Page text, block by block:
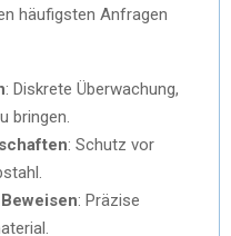
häufigsten Anfragen
: Diskrete Überwachung,
bringen.
: Schutz vor
: Präzise